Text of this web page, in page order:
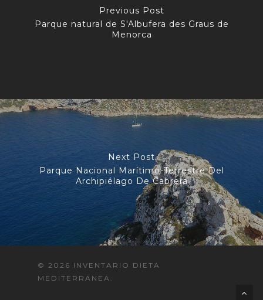
Previous Post
Parque natural de S'Albufera des Graus de
Menorca
Next Post
Parque Nacional Marítimo-Terrestre Del
Archipiélago De Cabrera
© 2026 INVENTARIO DIETA
MEDITERRANEA.